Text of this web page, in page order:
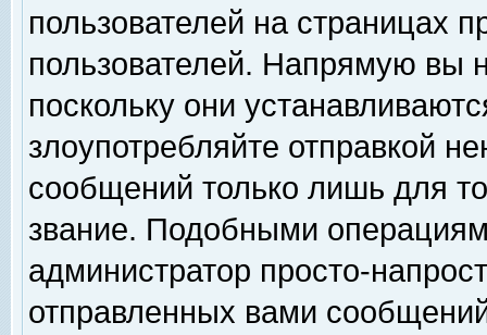
пользователей на страницах
пользователей. Напрямую вы
поскольку они
злоупотребляйте отправкой
сообщений только лишь для
звание. Подобными
администратор просто-
отправленных вами